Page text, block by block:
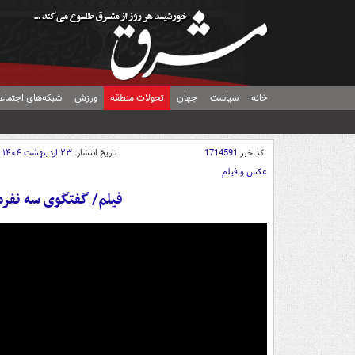
خانه سیاست جهان تحولات منطقه ورزش شبکه‌های
کد خبر 1714591 تاریخ انتشار: ۲۳ اردیبهشت ۱۴۰۴ - ۱۴:۴۵
عکس و فیلم
فیلم/ گفتگوی سه